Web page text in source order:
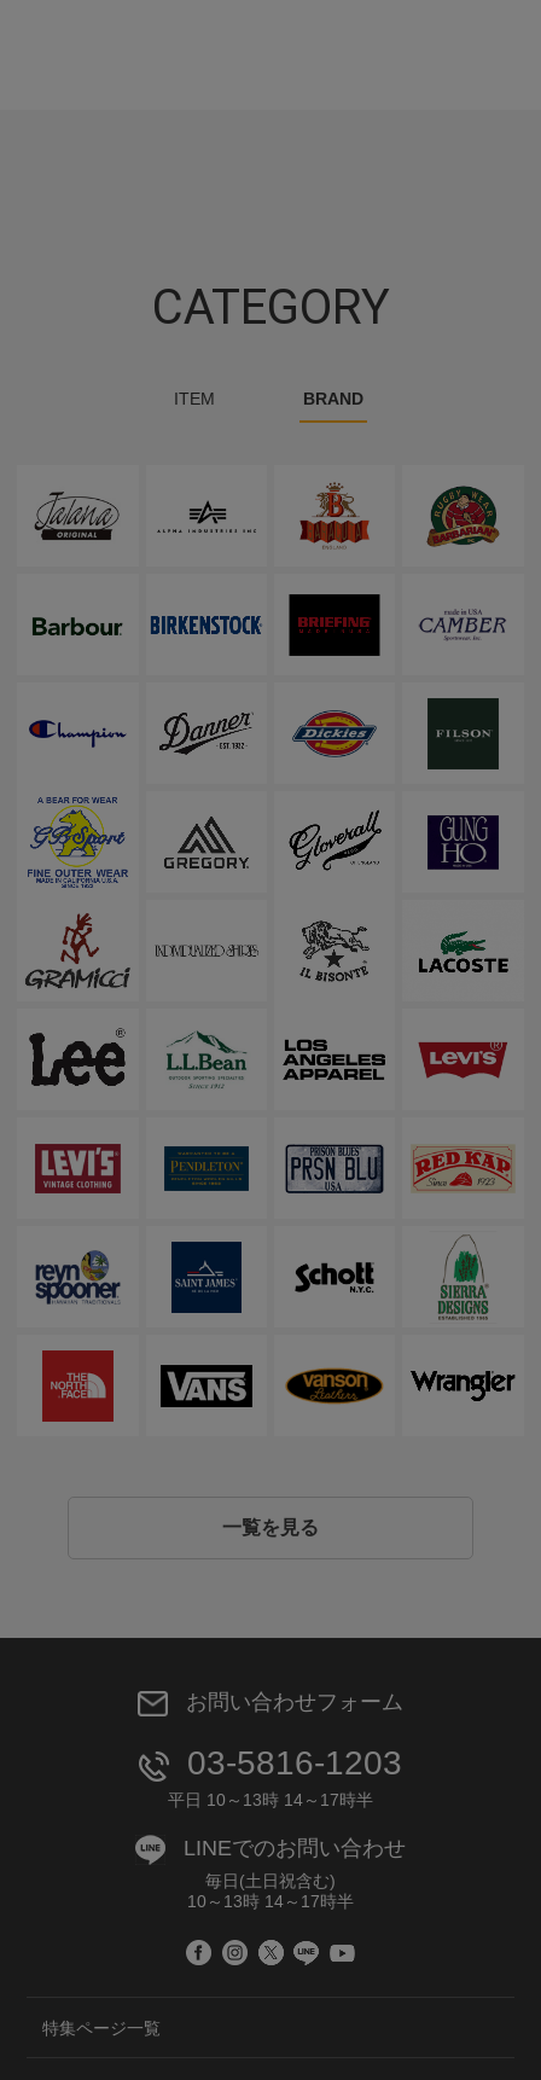
CATEGORY
ITEM BRAND
一覧を見る
お問い合わせフォーム
03-5816-1203
平日 10～13時 14～17時半
LINEでのお問い合わせ
毎日(土日祝含む)
10～13時 14～17時半
特集ページ一覧